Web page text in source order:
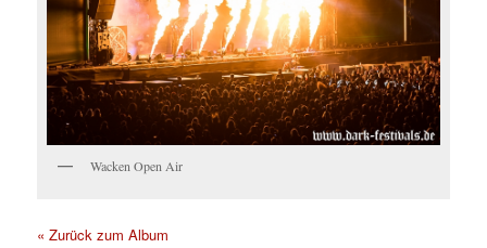
Wacken Open Air
« Zurück zum Album